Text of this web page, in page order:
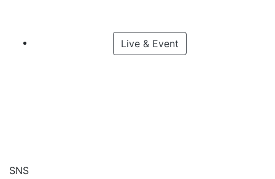
Live & Event
SNS